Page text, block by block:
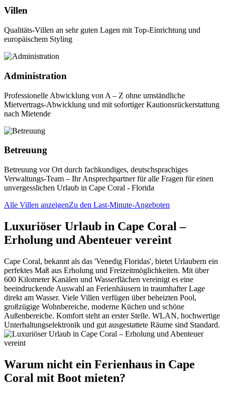
Villen
Qualitäts-Villen an sehr guten Lagen mit Top-Einrichtung und
europäischem Styling
Administration
Professionelle Abwicklung von A – Z ohne umständliche
Mietvertrags-Abwicklung und mit sofortiger Kautionsrückerstattung
nach Mietende
Betreuung
Betreuung vor Ort durch fachkundiges, deutschsprachiges
Verwaltungs-Team – Ihr Ansprechpartner für alle Fragen für einen
unvergesslichen Urlaub in Cape Coral - Florida
Alle Villen anzeigenZu den Last-Minute-Angeboten
Luxuriöser Urlaub in Cape Coral –
Erholung und Abenteuer vereint
Cape Coral, bekannt als das 'Venedig Floridas', bietet Urlaubern ein
perfektes Maß aus Erholung und Freizeitmöglichkeiten. Mit über
600 Kilometer Kanälen und Wasserflächen vereinigt es eine
beeindruckende Auswahl an Ferienhäusern in traumhafter Lage
direkt am Wasser. Viele Villen verfügen über beheizten Pool,
großzügige Wohnbereiche, moderne Küchen und schöne
Außenbereiche. Komfort steht an erster Stelle. WLAN, hochwertige
Unterhaltungselektronik und gut ausgestattete Räume sind Standard.
Warum nicht ein Ferienhaus in Cape
Coral mit Boot mieten?